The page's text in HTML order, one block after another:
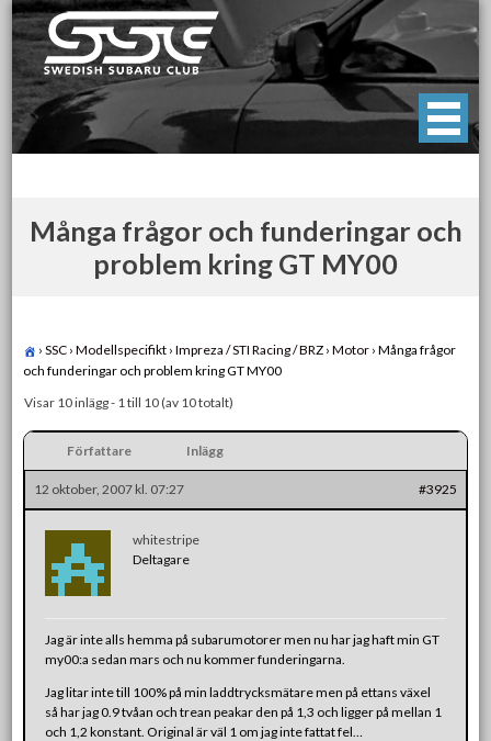
Skip
to
content
Swedish Subaru Club
För oss som älskar Subaru!
Många frågor och funderingar och
problem kring GT MY00
› SSC › Modellspecifikt › Impreza / STI Racing / BRZ › Motor › Många frågor
och funderingar och problem kring GT MY00
Visar 10 inlägg - 1 till 10 (av 10 totalt)
Författare Inlägg
12 oktober, 2007 kl. 07:27 #3925
whitestripe
Deltagare
Jag är inte alls hemma på subarumotorer men nu har jag haft min GT
my00:a sedan mars och nu kommer funderingarna.
Jag litar inte till 100% på min laddtrycksmätare men på ettans växel
så har jag 0.9 tvåan och trean peakar den på 1,3 och ligger på mellan 1
och 1,2 konstant. Original är väl 1 om jag inte fattat fel…